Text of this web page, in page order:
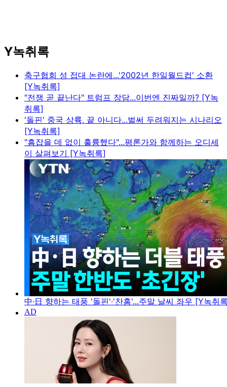
Y녹취록
축구협회 성 접대 논란에...'2002년 한일월드컵' 소환
[Y녹취록]
"전쟁 곧 끝난다" 트럼프 장담...이번엔 진짜일까? [Y녹
취록]
'돌핀' 중국 상륙, 끝 아니다...벌써 두려워지는 시나리오
[Y녹취록]
"흠잡을 데 없이 훌륭했다"...평론가와 함께하는 오디세
이 살펴보기 [Y녹취록]
中·日 향하는 태풍 '돌핀'·'찬홈'...주말 날씨 좌우 [Y녹취